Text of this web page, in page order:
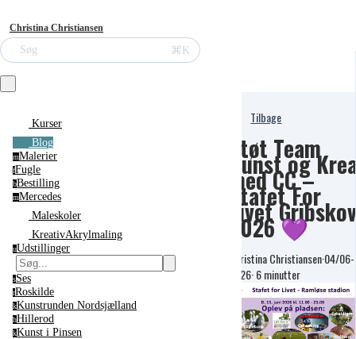
Christina Christiansen
Søg ⌘K
Kurser
Blog
mMalerier
fFugle
bBestilling
mMercedes
Maleskoler
KreativAkrylmaling
uUdstillinger
sSes
rRoskilde
kKunstrunden Nordsjælland
hHillerod
kKunst i Pinsen
Tilbage
Støt Team
Kunst og
med CC –
Stafet For
Livet Gribskov
2026 💜
Christina Christiansen·04/06-
2026·6 minutter